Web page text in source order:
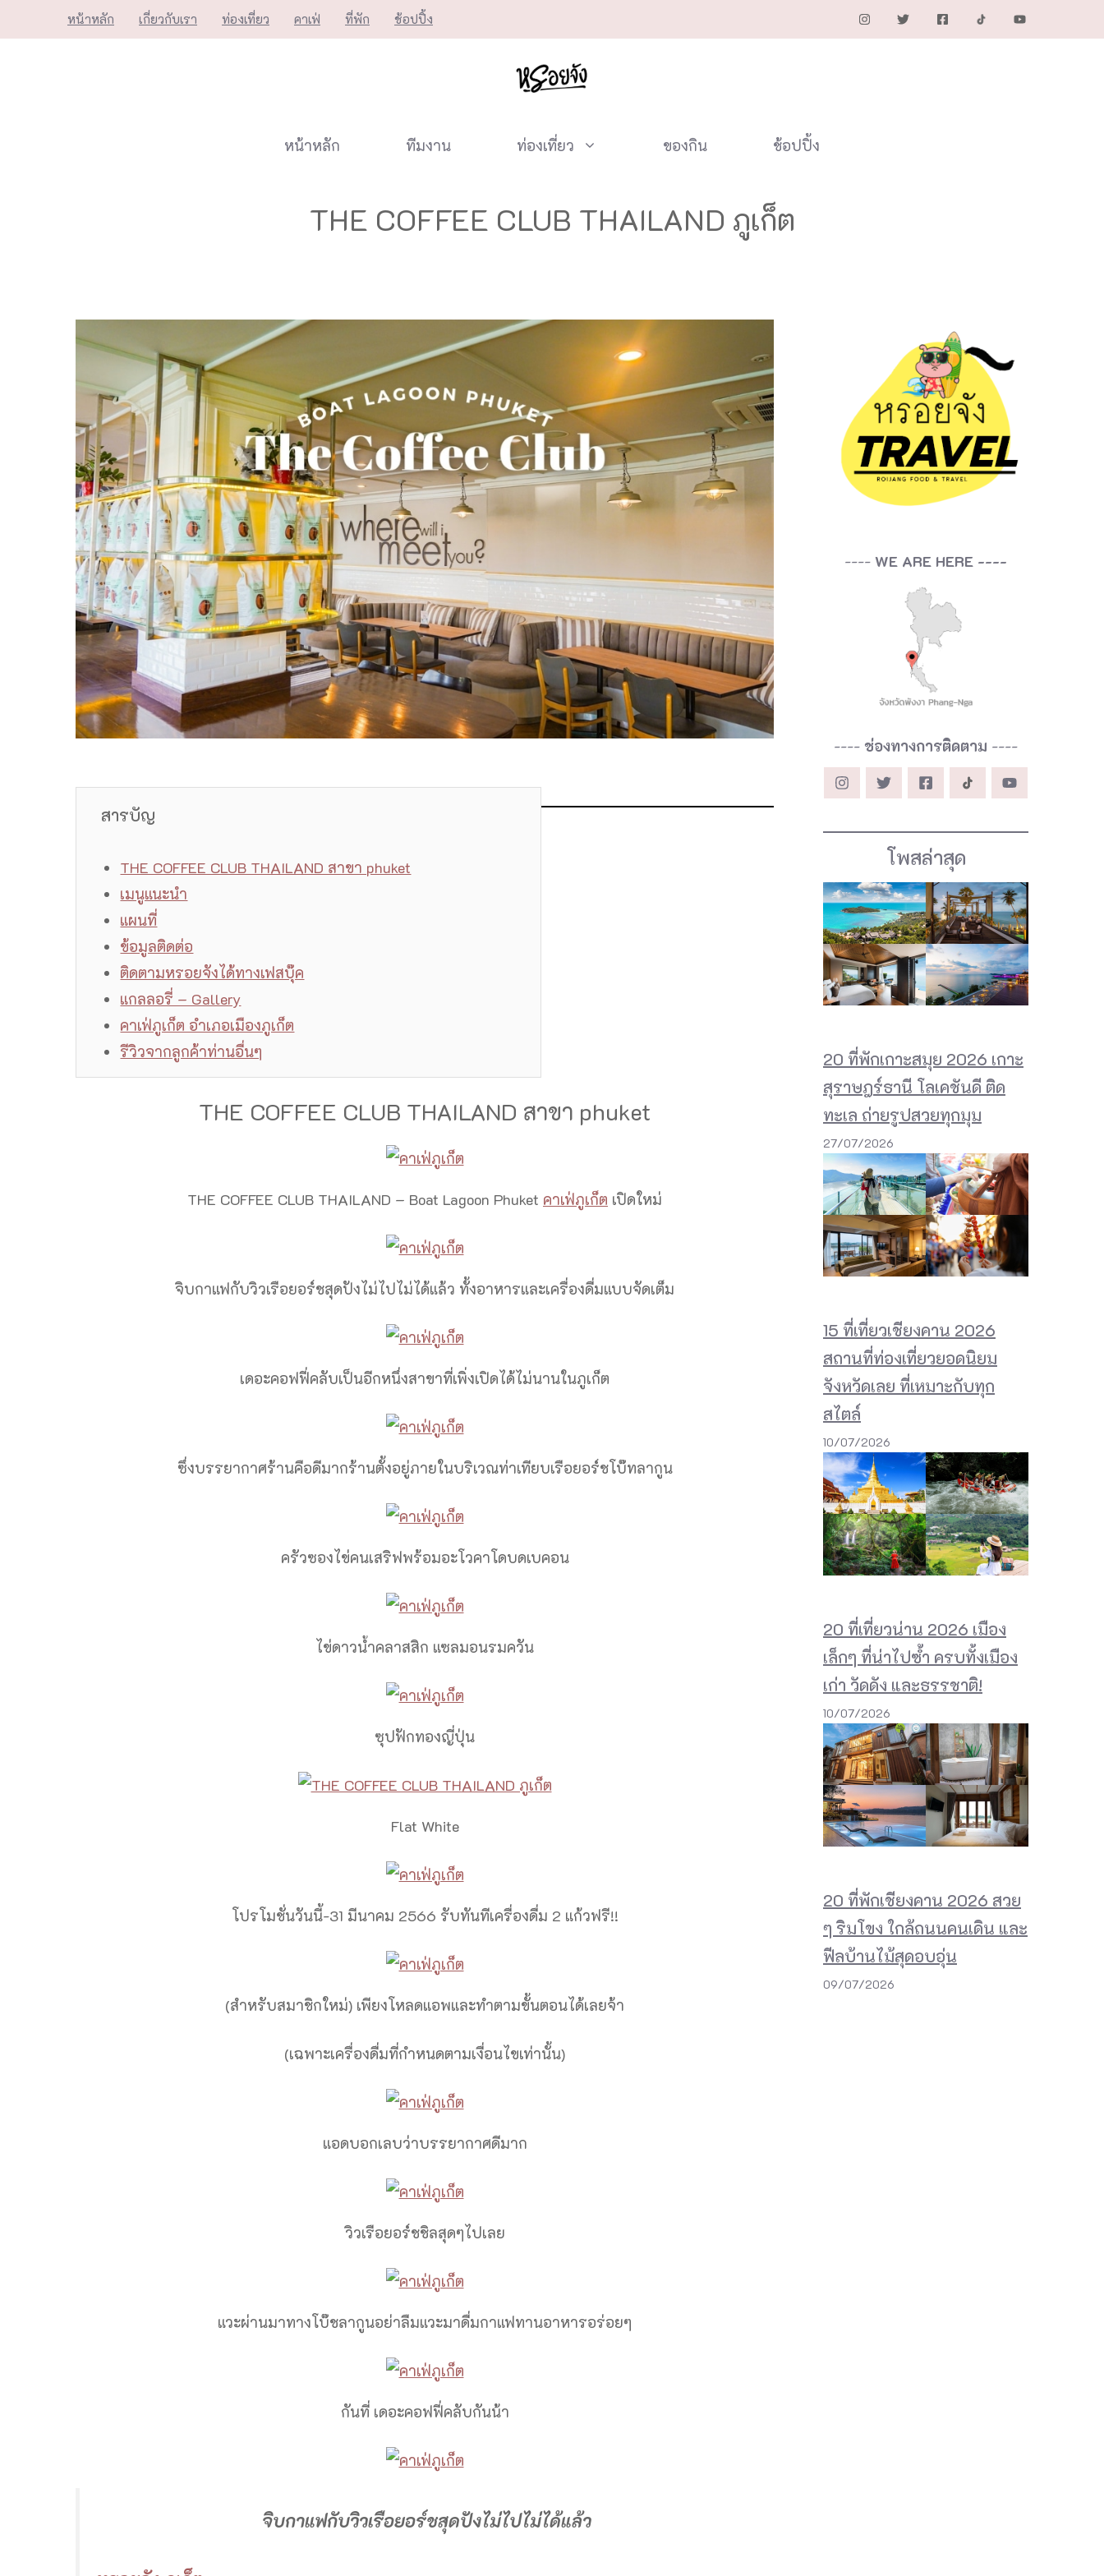
to
หน้าหลัก เกี่ยวกับเรา ท่องเที่ยว คาเฟ่ ที่พัก ช้อปปิ้ง
หน้าหลัก ทีมงาน ท่องเที่ยว ของกิน ช้อปปิ้ง
THE COFFEE CLUB THAILAND ภูเก็ต
สารบัญ
THE COFFEE CLUB THAILAND สาขา phuket
เมนูแนะนำ
แผนที่
ข้อมูลติดต่อ
ติดตามหรอยจังได้ทางเฟสบุ๊ค
แกลลอรี่ – Gallery
คาเฟ่ภูเก็ต อำเภอเมืองภูเก็ต
รีวิวจากลูกค้าท่านอื่นๆ
THE COFFEE CLUB THAILAND สาขา phuket
THE COFFEE CLUB THAILAND – Boat Lagoon Phuket คาเฟ่ภูเก็ต เปิดใหม่
จิบกาแฟกับวิวเรือยอร์ชสุดปังไม่ไปไม่ได้แล้ว ทั้งอาหารและเครื่องดื่มแบบจัดเต็ม
เดอะคอฟฟี่คลับเป็นอีกหนึ่งสาขาที่เพิ่งเปิดได้ไม่นานในภูเก็ต
ซึ่งบรรยากาศร้านคือดีมากร้านตั้งอยู่ภายในบริเวณท่าเทียบเรือยอร์ชโบ๊ทลากูน
ครัวซองไข่คนเสริฟพร้อมอะโวคาโดบดเบคอน
ไข่ดาวน้ำคลาสสิก แซลมอนรมควัน
ซุปฟักทองญี่ปุ่น
Flat White
โปรโมชั่นวันนี้-31 มีนาคม 2566 รับทันทีเครื่องดื่ม 2 แก้วฟรี!!
(สำหรับสมาชิกใหม่) เพียงโหลดแอพและทำตามขั้นตอนได้เลยจ้า
(เฉพาะเครื่องดื่มที่กำหนดตามเงื่อนไขเท่านั้น)
แอดบอกเลบว่าบรรยากาศดีมาก
วิวเรือยอร์ชชิลสุดๆไปเลย
แวะผ่านมาทางโบ๊ชลากูนอย่าลืมแวะมาดื่มกาแฟทานอาหารอร่อยๆ
กันที่ เดอะคอฟฟี่คลับกันน้า
จิบกาแฟกับวิวเรือยอร์ชสุดปังไม่ไปไม่ได้แล้ว
---- WE ARE HERE ----
---- ช่องทางการติดตาม ----
โพสล่าสุด
20 ที่พักเกาะสมุย 2026 เกาะ
สุราษฎร์ธานี โลเคชันดี ติด
ทะเล ถ่ายรูปสวยทุกมุม
27/07/2026
15 ที่เที่ยวเชียงคาน 2026
สถานที่ท่องเที่ยวยอดนิยม
จังหวัดเลย ที่เหมาะกับทุก
สไตล์
10/07/2026
20 ที่เที่ยวน่าน 2026 เมือง
เล็กๆ ที่น่าไปซ้ำ ครบทั้งเมือง
เก่า วัดดัง และธรรชาติ!
10/07/2026
20 ที่พักเชียงคาน 2026 สวย
ๆ ริมโขง ใกล้ถนนคนเดิน และ
ฟีลบ้านไม้สุดอบอุ่น
09/07/2026